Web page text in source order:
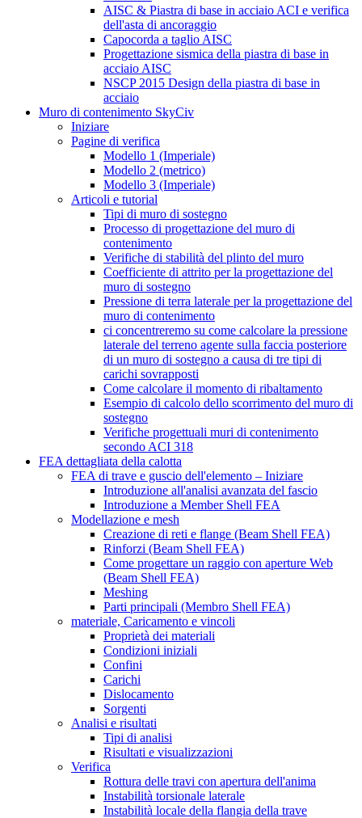
AISC & Piastra di base in acciaio ACI e verifica
dell'asta di ancoraggio
Capocorda a taglio AISC
Progettazione sismica della piastra di base in
acciaio AISC
NSCP 2015 Design della piastra di base in
acciaio
Muro di contenimento SkyCiv
Iniziare
Pagine di verifica
Modello 1 (Imperiale)
Modello 2 (metrico)
Modello 3 (Imperiale)
Articoli e tutorial
Tipi di muro di sostegno
Processo di progettazione del muro di
contenimento
Verifiche di stabilità del plinto del muro
Coefficiente di attrito per la progettazione del
muro di sostegno
Pressione di terra laterale per la progettazione del
muro di contenimento
ci concentreremo su come calcolare la pressione
laterale del terreno agente sulla faccia posteriore
di un muro di sostegno a causa di tre tipi di
carichi sovrapposti
Come calcolare il momento di ribaltamento
Esempio di calcolo dello scorrimento del muro di
sostegno
Verifiche progettuali muri di contenimento
secondo ACI 318
FEA dettagliata della calotta
FEA di trave e guscio dell'elemento – Iniziare
Introduzione all'analisi avanzata del fascio
Introduzione a Member Shell FEA
Modellazione e mesh
Creazione di reti e flange (Beam Shell FEA)
Rinforzi (Beam Shell FEA)
Come progettare un raggio con aperture Web
(Beam Shell FEA)
Meshing
Parti principali (Membro Shell FEA)
materiale, Caricamento e vincoli
Proprietà dei materiali
Condizioni iniziali
Confini
Carichi
Dislocamento
Sorgenti
Analisi e risultati
Tipi di analisi
Risultati e visualizzazioni
Verifica
Rottura delle travi con apertura dell'anima
Instabilità torsionale laterale
Instabilità locale della flangia della trave